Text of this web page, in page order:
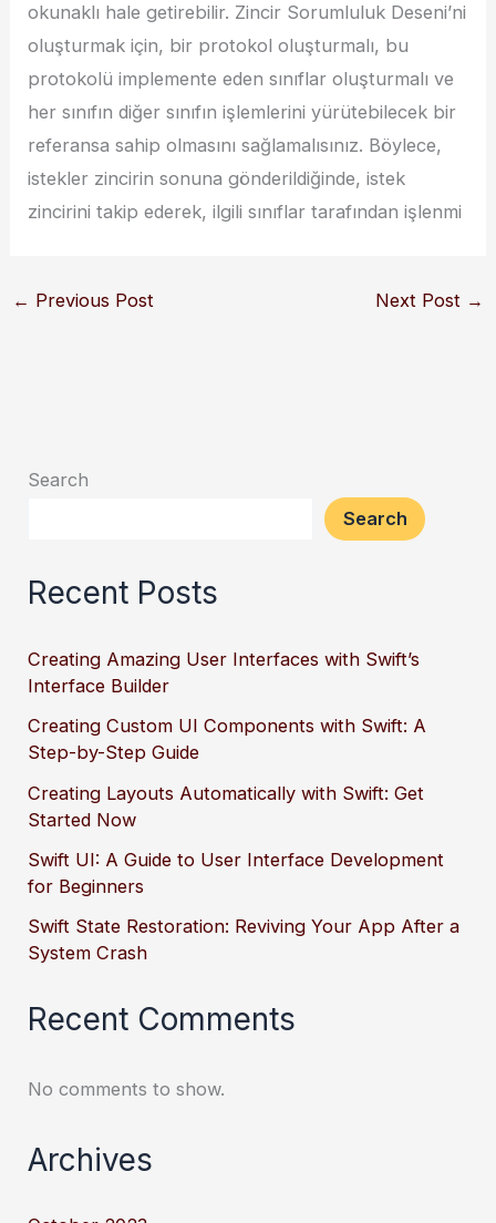
okunaklı hale getirebilir. Zincir Sorumluluk Deseni’ni
oluşturmak için, bir protokol oluşturmalı, bu
protokolü implemente eden sınıflar oluşturmalı ve
her sınıfın diğer sınıfın işlemlerini yürütebilecek bir
referansa sahip olmasını sağlamalısınız. Böylece,
istekler zincirin sonuna gönderildiğinde, istek
zincirini takip ederek, ilgili sınıflar tarafından işlenmi
← Previous Post Next Post →
Search
Search
Recent Posts
Creating Amazing User Interfaces with Swift’s
Interface Builder
Creating Custom UI Components with Swift: A
Step-by-Step Guide
Creating Layouts Automatically with Swift: Get
Started Now
Swift UI: A Guide to User Interface Development
for Beginners
Swift State Restoration: Reviving Your App After a
System Crash
Recent Comments
No comments to show.
Archives